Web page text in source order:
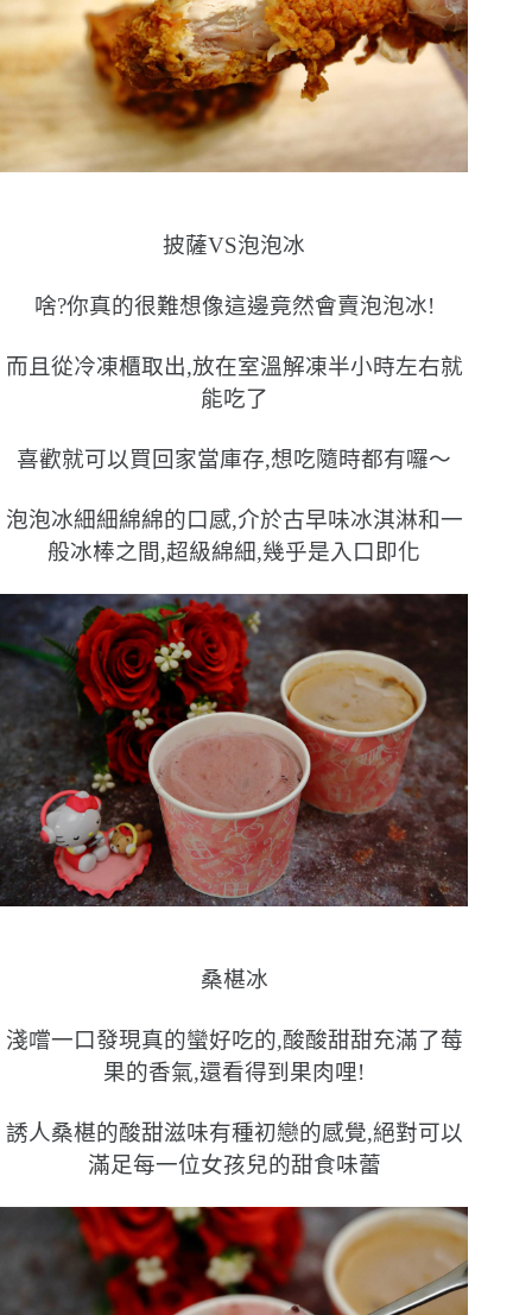
披薩VS泡泡冰
啥?你真的很難想像這邊竟然會賣泡泡冰!
而且從冷凍櫃取出,放在室溫解凍半小時左右就
能吃了
喜歡就可以買回家當庫存,想吃隨時都有囉〜
泡泡冰細細綿綿的口感,介於古早味冰淇淋和一
般冰棒之間,超級綿細,幾乎是入口即化
桑椹冰
淺嚐一口發現真的蠻好吃的,酸酸甜甜充滿了莓
果的香氣,還看得到果肉哩!
誘人桑椹的酸甜滋味有種初戀的感覺,絕對可以
滿足每一位女孩兒的甜食味蕾